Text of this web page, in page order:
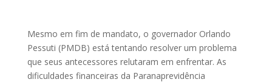
Mesmo em fim de mandato, o governador Orlando
Pessuti (PMDB) está tentando resolver um problema
que seus antecessores relutaram em enfrentar. As
dificuldades financeiras da Para­­naprevidência